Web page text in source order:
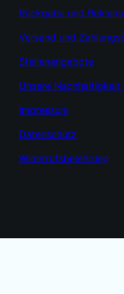
Rückgabe und
Versand und
Stellenangebote
Unsere
Impressum
Datenschutz
Widerrufsbelehrung